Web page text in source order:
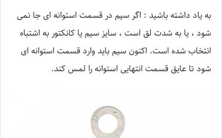
به یاد داشته باشید : اگر سیم در قسمت استوانه ای جا نمی
شود ، یا به شدت لق است ، سایز سیم یا کانکتور به اشتباه
انتخاب شده است. اکنون سیم باید وارد قسمت استوانه ای
شود تا عایق قسمت انتهایی استوانه را لمس کند.